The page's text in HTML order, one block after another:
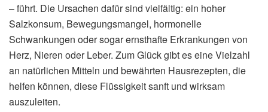
– führt. Die Ursachen dafür sind vielfältig: ein hoher
Salzkonsum, Bewegungsmangel, hormonelle
Schwankungen oder sogar ernsthafte Erkrankungen von
Herz, Nieren oder Leber. Zum Glück gibt es eine Vielzahl
an natürlichen Mitteln und bewährten Hausrezepten, die
helfen können, diese Flüssigkeit sanft und wirksam
auszuleiten.